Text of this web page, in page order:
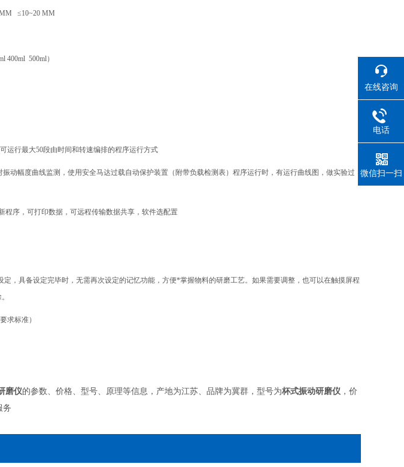
≤10~20 MM
400ml 500ml）
行最大50段由时间和转速编排的程序运行方式
动幅度曲线监测，使用安全马达过载自动保护装置（附带负载检测表）程序运行时，有运行曲线图，做实验过
程序，可打印数据，可远程传输数据共享，软件选配置
，具备设定完毕时，无需再次设定的记忆功能，方便*掌握物料的研磨工艺。如果需要调整，也可以在触摸屏程
求标准）
磨仪的参数、价格、型号、原理等信息，产地为江苏、品牌为冀群，型号为杯式振动研磨仪 ，价
务
在线咨询
电话
微信扫一扫